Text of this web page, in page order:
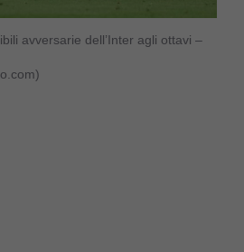
avversarie dell’Inter agli ottavi –